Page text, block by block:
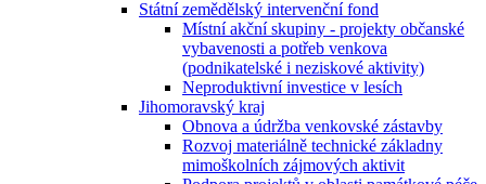
Státní zemědělský intervenční fond
Místní akční skupiny - projekty občanské
vybavenosti a potřeb venkova
(podnikatelské i neziskové aktivity)
Neproduktivní investice v lesích
Jihomoravský kraj
Obnova a údržba venkovské zástavby
Rozvoj materiálně technické základny
mimoškolních zájmových aktivit